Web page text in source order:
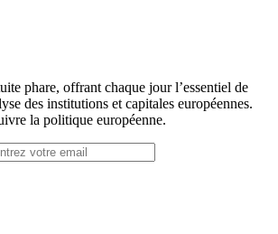
phare, offrant chaque jour l’essentiel de
des institutions et capitales européennes.
la politique européenne.